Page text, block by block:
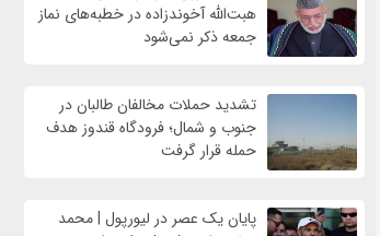
هبت‌الله آخوندزاده در خطبه‌های نماز
جمعه ذکر نمی‌شود
تشدید حملات مخالفان طالبان در
جنوب و شمال؛ فرودگاه قندوز هدف
حمله قرار گرفت
پایان یک عصر در لیورپول | محمد